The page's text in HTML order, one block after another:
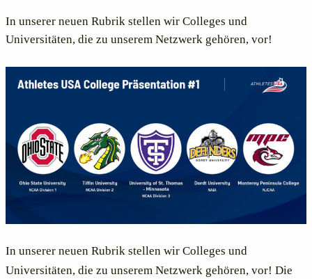
In unserer neuen Rubrik stellen wir Colleges und
Universitäten, die zu unserem Netzwerk gehören, vor!
In unserer neuen Rubrik stellen wir Colleges und
Universitäten, die zu unserem Netzwerk gehören, vor! Die